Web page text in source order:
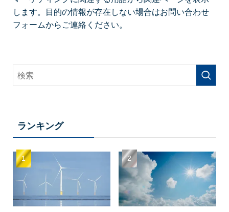
します。目的の情報が存在しない場合はお問い合わせ
フォームからご連絡ください。
ランキング